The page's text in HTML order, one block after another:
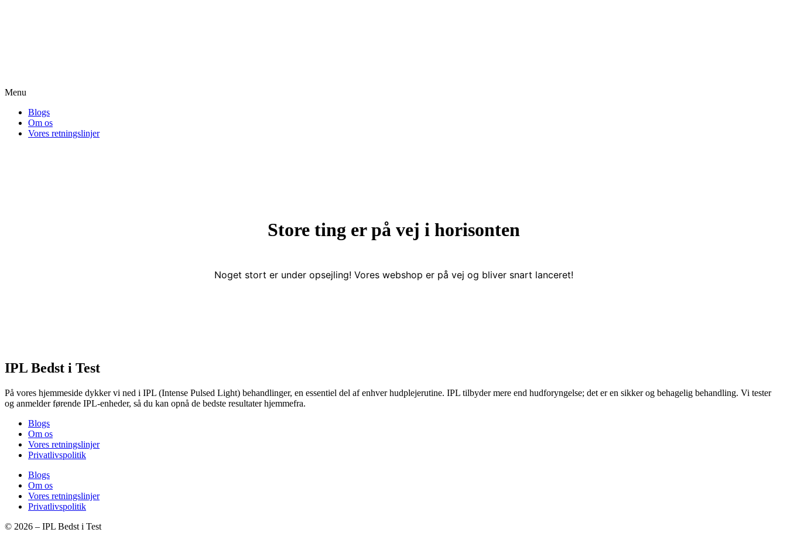
Menu
Blogs
Om os
Vores retningslinjer
Store ting er på vej i horisonten
Noget stort er under opsejling! Vores webshop er på vej og bliver snart lanceret!
IPL Bedst i Test
På vores hjemmeside dykker vi ned i IPL (Intense Pulsed Light) behandlinger, en essentiel del af enhver hudplejerutine. IPL tilbyder mere end hudforyngelse; det er en sikker og behagelig behandling. Vi tester
og anmelder førende IPL-enheder, så du kan opnå de bedste resultater hjemmefra.
Blogs
Om os
Vores retningslinjer
Privatlivspolitik
Blogs
Om os
Vores retningslinjer
Privatlivspolitik
© 2026 – IPL Bedst i Test